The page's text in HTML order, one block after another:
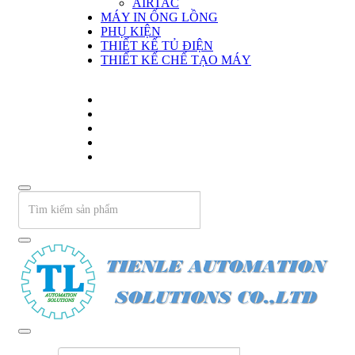
AIRTAC
MÁY IN ỐNG LỒNG
PHỤ KIỆN
THIẾT KẾ TỦ ĐIỆN
THIẾT KẾ CHẾ TẠO MÁY